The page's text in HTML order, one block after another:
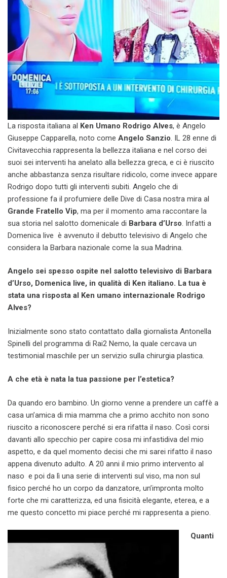
La risposta italiana al Ken Umano Rodrigo Alves, è Angelo
Giuseppe Capparella, noto come Angelo Sanzio. IL 28 enne di
Civitavecchia rappresenta la bellezza italiana e nel corso dei
suoi sei interventi ha anelato alla bellezza greca, e ci è riuscito
anche abbastanza senza risultare ridicolo, come invece appare
Rodrigo dopo tutti gli interventi subiti. Angelo che di
professione fa il profumiere delle Dive di Casa nostra mira al
Grande Fratello Vip, ma per il momento ama raccontare la
sua storia nel salotto domenicale di Barbara d’Urso. Infatti a
Domenica live è avvenuto il debutto televisivo di Angelo che
considera la Barbara nazionale come la sua Madrina.
Angelo sei spesso ospite nel salotto televisivo di Barbara
d’Urso, Domenica live, in qualità di Ken italiano. La tua è
stata una risposta al Ken umano internazionale Rodrigo
Alves?
Inizialmente sono stato contattato dalla giornalista Antonella
Spinelli del programma di Rai2 Nemo, la quale cercava un
testimonial maschile per un servizio sulla chirurgia plastica.
A che età è nata la tua passione per l’estetica?
Da quando ero bambino. Un giorno venne a prendere un caffè a
casa un’amica di mia mamma che a primo acchito non sono
riuscito a riconoscere perché si era rifatta il naso. Così corsi
davanti allo specchio per capire cosa mi infastidiva del mio
aspetto, e da quel momento decisi che mi sarei rifatto il naso
appena divenuto adulto. A 20 anni il mio primo intervento al
naso e poi da lì una serie di interventi sul viso, ma non sul
fisico perché ho un corpo da danzatore, un’impronta molto
forte che mi caratterizza, ed una fisicità elegante, eterea, e a
me questo concetto mi piace perché mi rappresenta a pieno.
Quanti